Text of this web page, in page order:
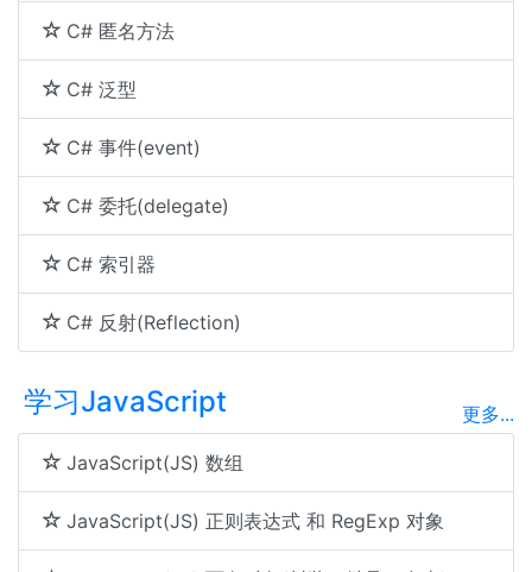
C# 匿名方法
C# 泛型
C# 事件(event)
C# 委托(delegate)
C# 索引器
C# 反射(Reflection)
学习JavaScript 更多...
JavaScript(JS) 数组
JavaScript(JS) 正则表达式 和 RegExp 对象